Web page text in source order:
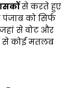
से करते हुए
पंजाब को सिर्फ
से वोट और
से कोई मतलब